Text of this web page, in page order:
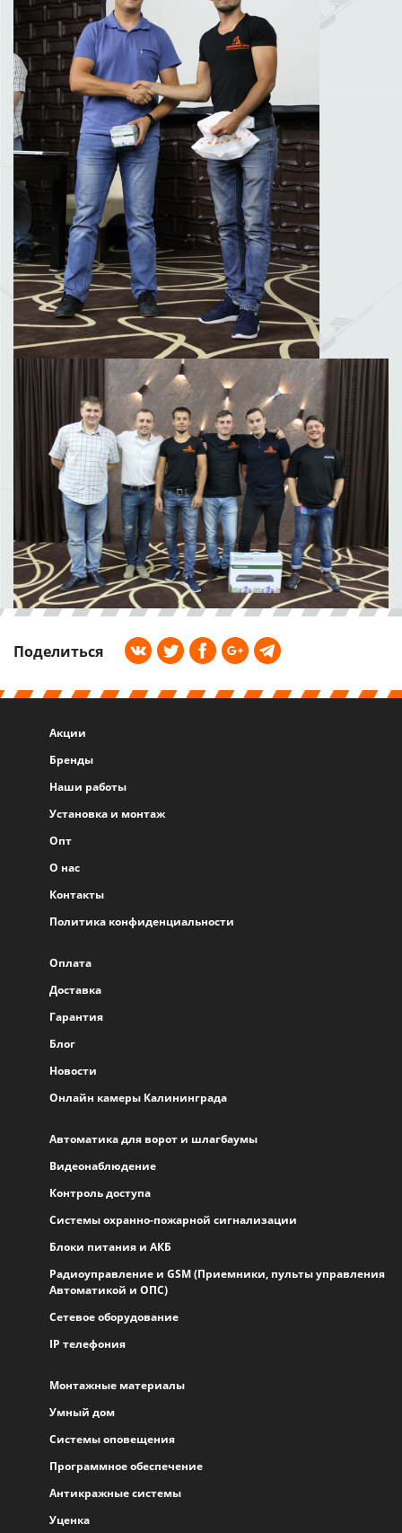
Поделиться
Акции
Бренды
Наши работы
Установка и монтаж
Опт
О нас
Контакты
Политика конфиденциальности
Оплата
Доставка
Гарантия
Блог
Новости
Онлайн камеры Калининграда
Автоматика для ворот и шлагбаумы
Видеонаблюдение
Контроль доступа
Системы охранно-пожарной сигнализации
Блоки питания и АКБ
Радиоуправление и GSM (Приемники, пульты управления
Автоматикой и ОПС)
Сетевое оборудование
IP телефония
Монтажные материалы
Умный дом
Системы оповещения
Программное обеспечение
Антикражные системы
Уценка